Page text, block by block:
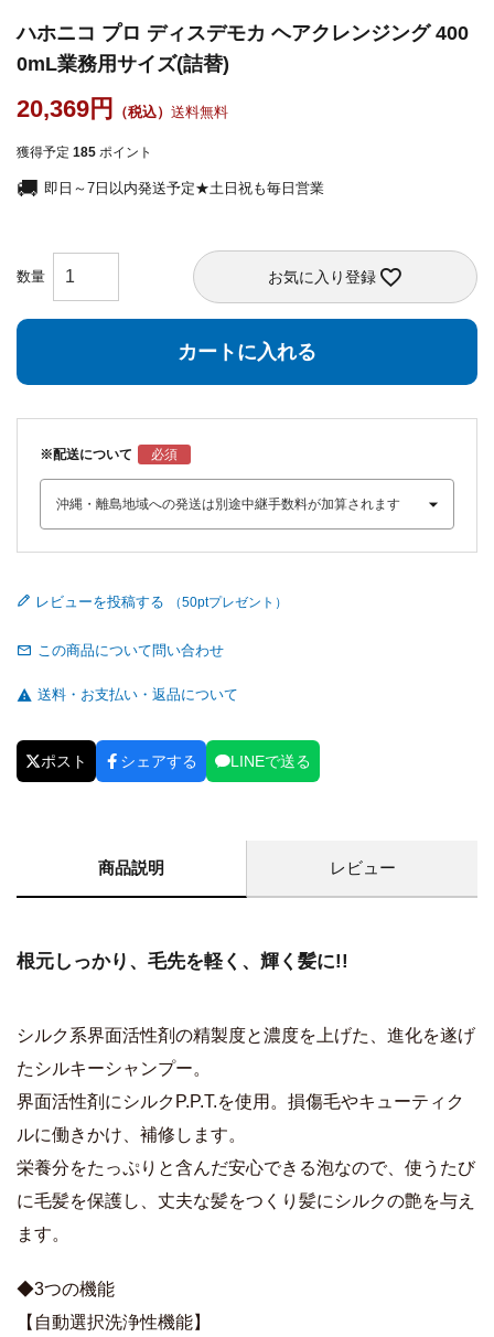
ハホニコ プロ ディスデモカ ヘアクレンジング 400
0mL業務用サイズ(詰替)
20,369 送料無料
獲得予定 185 ポイント
即日～7日以内発送予定★土日祝も毎日営業
お気に入り登録
カートに入れる
※配送について
レビューを投稿する
この商品について問い合わせ
送料・お支払い・返品について
ポスト シェアする LINEで送る
商品説明 レビュー
根元しっかり、毛先を軽く、輝く髪に!!
シルク系界面活性剤の精製度と濃度を上げた、進化を遂げ
たシルキーシャンプー。
界面活性剤にシルクP.P.T.を使用。損傷毛やキューティク
ルに働きかけ、補修します。
栄養分をたっぷりと含んだ安心できる泡なので、使うたび
に毛髪を保護し、丈夫な髪をつくり髪にシルクの艶を与え
ます。
◆3つの機能
【自動選択洗浄性機能】